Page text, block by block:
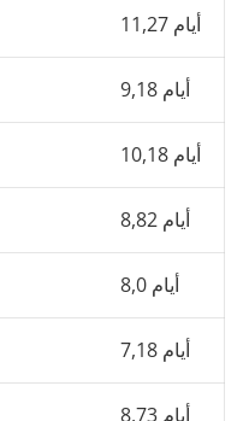
11,27 أيام
9,18 أيام
10,18 أيام
8,82 أيام
8,0 أيام
7,18 أيام
8,73 أيام